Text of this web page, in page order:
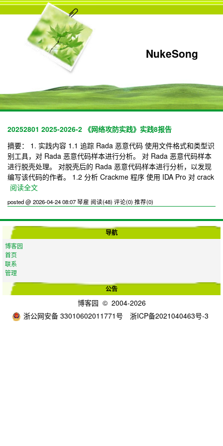
NukeSong
导航
博客园
首页
联系
管理
公告
20252801 2025-2026-2 《网络攻防实践》实践8报告
摘要： 1. 实践内容 1.1 追踪 Rada 恶意代码 使用文件格式和类型识
别工具，对 Rada 恶意代码样本进行分析。 对 Rada 恶意代码样本
进行脱壳处理。 对脱壳后的 Rada 恶意代码样本进行分析，以发现
编写该代码的作者。 1.2 分析 Crackme 程序 使用 IDA Pro 对 crack
阅读全文
posted @ 2026-04-24 08:07 琴雇 阅读(48) 评论(0) 推荐(0)
博客园 © 2004-2026
浙公网安备 33010602011771号
浙ICP备2021040463号-3